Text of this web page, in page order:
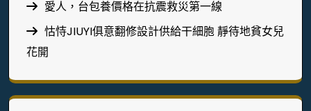
愛人，台包養價格在抗震救災第一線
怙恃JIUYI俱意翻修設計供給干細胞 靜待地貧女兒
花開